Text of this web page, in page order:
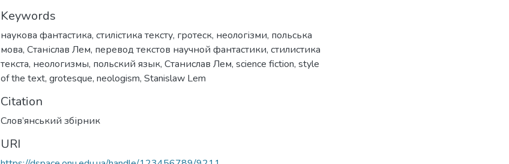
Keywords
наукова фантастика, стилістика тексту, гротеск, неологізми, польська
мова, Станіслав Лем, перевод текстов научной фантастики, стилистика
текста, неологизмы, польский язык, Станислав Лем, science fiction, style
of the text, grotesque, neologism, Stanislaw Lem
Citation
Слов’янський збірник
URI